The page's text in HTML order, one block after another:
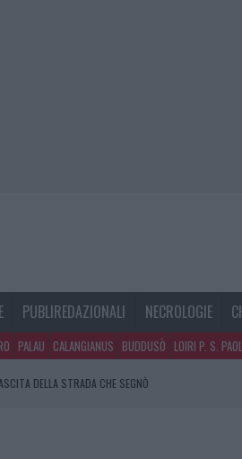
PUBLIREDAZIONALI NECROLOGIE
PALAU CALANGIANUS BUDDUSÒ LOIRI P. S.
DELLA STRADA CHE SEGNÒ